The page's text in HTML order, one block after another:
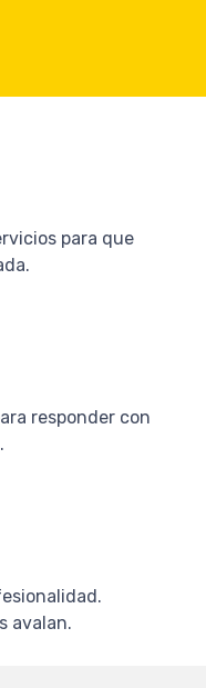
para que
responder con
avalan.